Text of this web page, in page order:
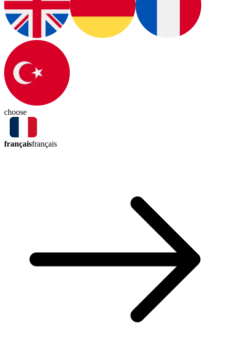
choose
françaisfrançais